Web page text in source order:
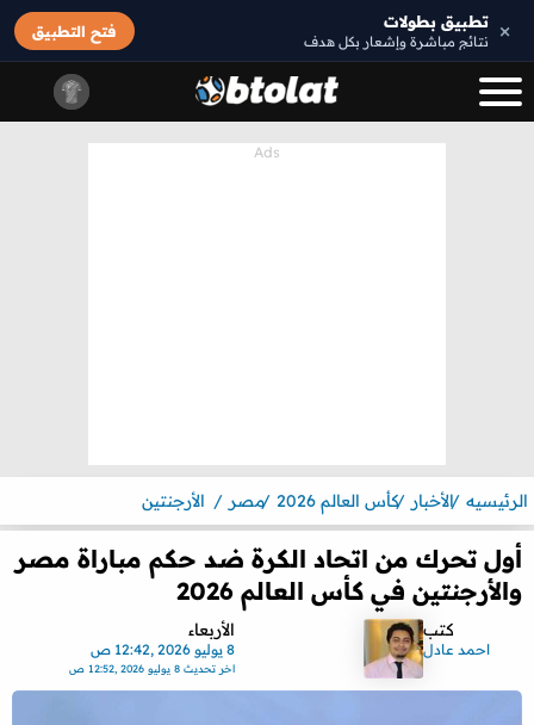
× تطبيق بطولات
نتائج مباشرة وإشعار بكل هدف
فتح التطبيق
الرئيسيه الأخبار كأس العالم 2026 مصر الأرجنتين
أول تحرك من اتحاد الكرة ضد حكم مباراة مصر
والأرجنتين في كأس العالم 2026
كتب
احمد عادل
الأربعاء
8 يوليو 2026 ,12:42 ص
اخر تحديث8 يوليو 2026 ,12:52 ص